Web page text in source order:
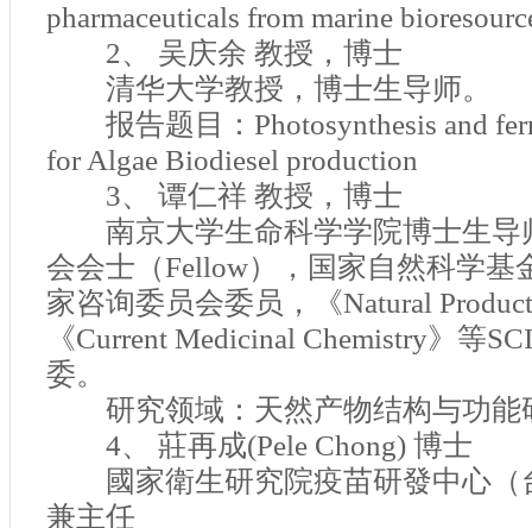
pharmaceuticals from marine
2、 吴庆余 教授，博士
清华大学教授，博士生导师。
报告题目： Photosynthesis and
for Algae Biodiesel production
3、 谭仁祥 教授，博士
南京大学生命科学学院博士生导
会会士（Fellow），国家自然科学基
家咨询委员会委员，《Natural
《Current Medicinal Chemistry》等SCI
委。
研究领域：天然产物结构与功能
4、 莊再成(Pele Chong) 博士
國家衛生研究院疫苗研發中心（
兼主任